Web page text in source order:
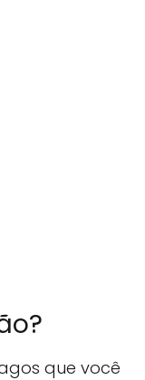
que você